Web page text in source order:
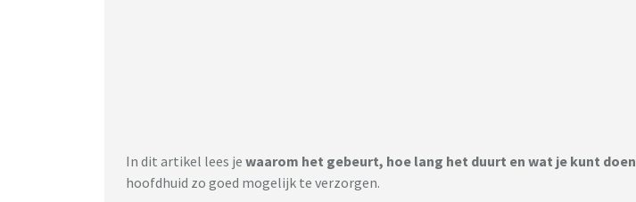
In dit artikel lees je waarom het gebeurt, hoe lang het duurt en wat je kunt doen
hoofdhuid zo goed mogelijk te verzorgen.